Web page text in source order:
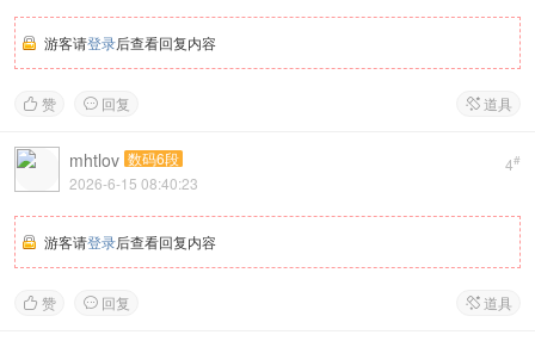
游客请登录后查看回复内容
 赞  回复  道具
4#
mhtlov 数码6段
2026-6-15 08:40:23
游客请登录后查看回复内容
 赞  回复  道具